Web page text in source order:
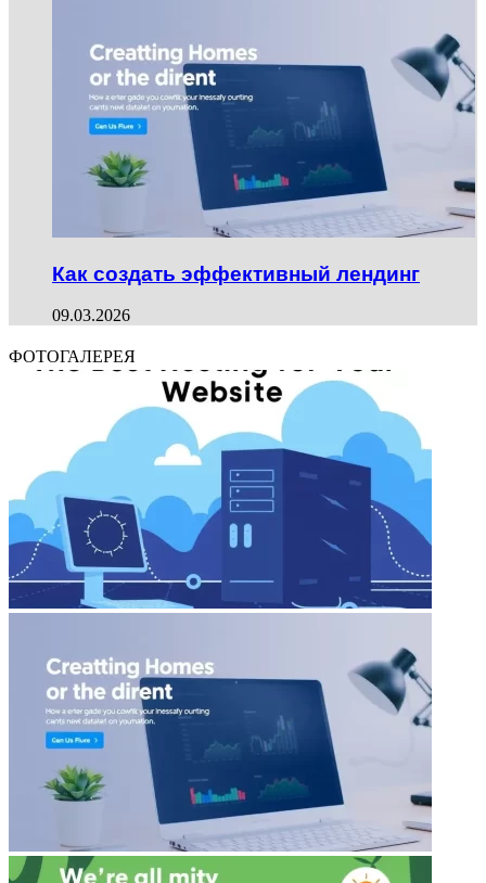
Как создать эффективный лендинг
09.03.2026
ФОТОГАЛЕРЕЯ